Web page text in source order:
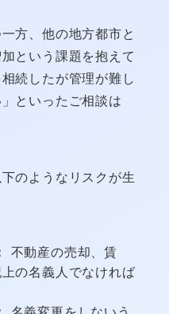
方、他の地方都市と
という課題を抱えて
続したが管理が難し
といったご相談は
のようなリスクが生
不動産の売却、賃
の名義人でなければ